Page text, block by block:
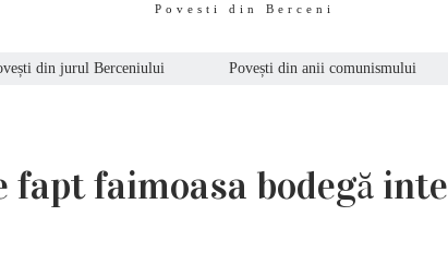
Povesti din Berceni
din jurul Berceniului Povești din anii comunismului
fapt faimoasa bodegă